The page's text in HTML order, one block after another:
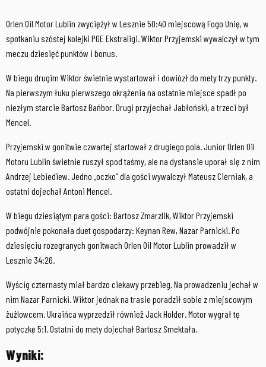
Orlen Oil Motor Lublin zwyciężył w Lesznie 50:40 miejscową Fogo Unię, w
spotkaniu szóstej kolejki PGE Ekstraligi. Wiktor Przyjemski wywalczył w tym
meczu dziesięć punktów i bonus.
W biegu drugim Wiktor świetnie wystartował i dowiózł do mety trzy punkty.
Na pierwszym łuku pierwszego okrążenia na ostatnie miejsce spadł po
niezłym starcie Bartosz Bańbor. Drugi przyjechał Jabłoński, a trzeci był
Mencel.
Przyjemski w gonitwie czwartej startował z drugiego pola. Junior Orlen Oil
Motoru Lublin świetnie ruszył spod taśmy, ale na dystansie uporał się z nim
Andrzej Lebiediew. Jedno „oczko” dla gości wywalczył Mateusz Cierniak, a
ostatni dojechał Antoni Mencel.
W biegu dziesiątym para gości: Bartosz Zmarzlik, Wiktor Przyjemski
podwójnie pokonała duet gospodarzy: Keynan Rew, Nazar Parnicki. Po
dziesięciu rozegranych gonitwach Orlen Oil Motor Lublin prowadził w
Lesznie 34:26.
Wyścig czternasty miał bardzo ciekawy przebieg. Na prowadzeniu jechał w
nim Nazar Parnicki. Wiktor jednak na trasie poradził sobie z miejscowym
żużlowcem. Ukraińca wyprzedził również Jack Holder. Motor wygrał tę
potyczkę 5:1. Ostatni do mety dojechał Bartosz Smektała.
Wyniki: